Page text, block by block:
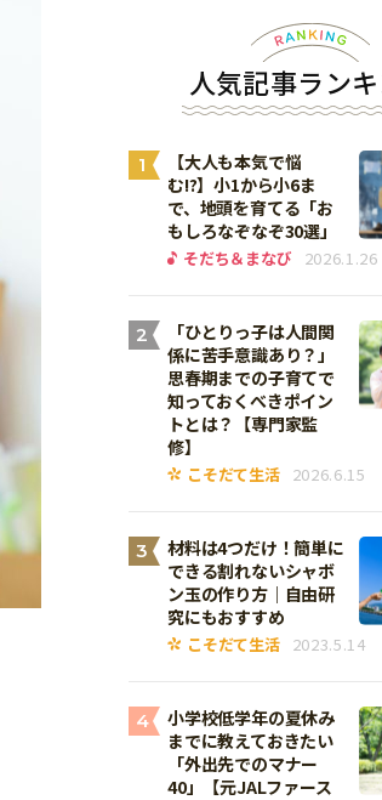
人気記事ラン
1
【大人も本気で悩
む!?】小1から小6ま
で、地頭を育てる「お
もしろなぞなぞ30選」
そだち＆まなび 2026.1.26
2
「ひとりっ子は人間関
係に苦手意識あり？」
思春期までの子育てで
知っておくべきポイン
トとは？【専門家監
修】
こそだて生活 2026.6.15
3
材料は4つだけ！簡単に
できる割れないシャボ
ン玉の作り方｜自由研
究にもおすすめ
こそだて生活 2023.5.14
4
小学校低学年の夏休み
までに教えておきたい
「外出先でのマナー
40」【元JALファース